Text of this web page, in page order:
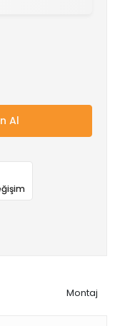
Al
Montaj